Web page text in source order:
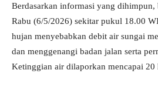
Berdasarkan informasi yang
Rabu (6/5/2026) sekitar pukul 18.00
hujan menyebabkan debit air sungai
dan menggenangi badan jalan serta
Ketinggian air dilaporkan mencapai 20